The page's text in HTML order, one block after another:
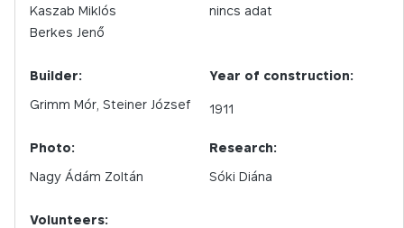
Kaszab Miklós
Berkes Jenő
nincs adat
Builder:
Grimm Mór, Steiner József
Year of construction:
1911
Photo:
Nagy Ádám Zoltán
Research:
Sóki Diána
Volunteers: